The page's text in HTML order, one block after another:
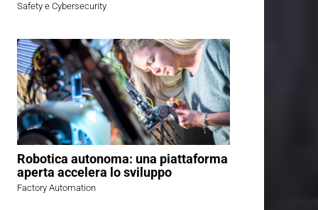
Safety e Cybersecurity
Robotica autonoma: una piattaforma
aperta accelera lo sviluppo
Factory Automation